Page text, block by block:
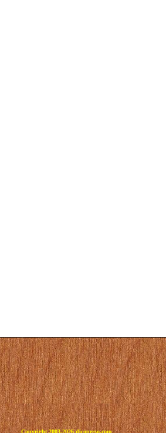
Copyright 2003-2026 dicoperso.com